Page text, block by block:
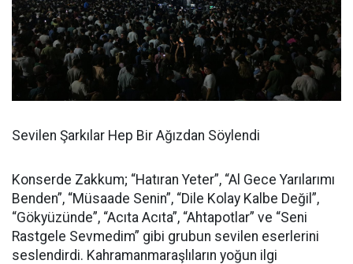
Sevilen Şarkılar Hep Bir Ağızdan Söylendi
Konserde Zakkum; “Hatıran Yeter”, “Al Gece Yarılarımı
Benden”, “Müsaade Senin”, “Dile Kolay Kalbe Değil”,
“Gökyüzünde”, “Acıta Acıta”, “Ahtapotlar” ve “Seni
Rastgele Sevmedim” gibi grubun sevilen eserlerini
seslendirdi. Kahramanmaraşlıların yoğun ilgi